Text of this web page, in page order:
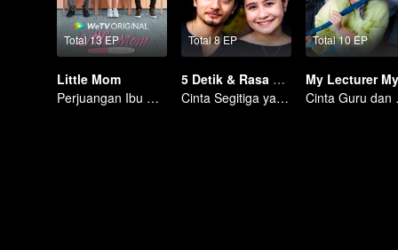
Total 13 EP
Little Mom
Perjuangan Ibu Remaja: Kisah di Usia 16 Tahun
Total 8 EP
5 Detik & Rasa Rindu
Cinta Segitiga yang Rumit
Total 10 EP